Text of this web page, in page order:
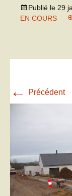
Publié le 29
EN COURS
← Précédent